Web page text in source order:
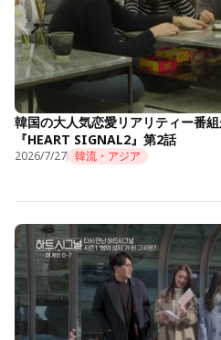
韓国の大人気恋愛リアリティー番
『HEART SIGNAL2』第2話
2026/7/27 韓流・アジア